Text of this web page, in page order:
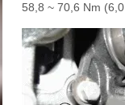
58,8 ~ 70,6 Nm